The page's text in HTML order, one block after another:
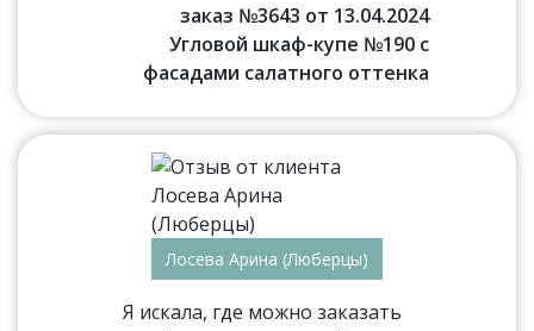
заказ №3643 от 13.04.2024
Угловой шкаф-купе №190 с
фасадами салатного оттенка
Лосева Арина (Люберцы)
Я искала, где можно заказать